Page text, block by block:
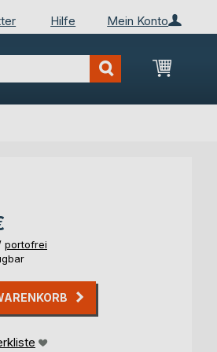
Mein Konto
Hilfe
Mein
portofrei